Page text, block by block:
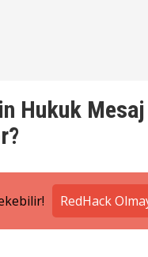
Hukuk Mesaj
RedHack